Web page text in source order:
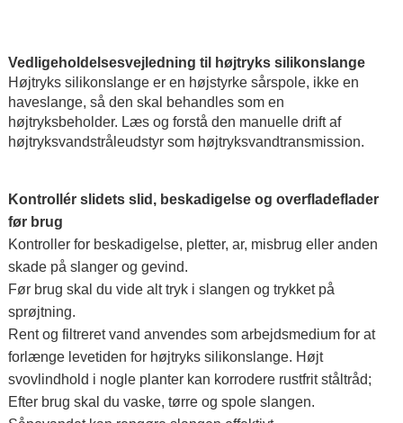
Vedligeholdelsesvejledning til højtryks silikonslange
Højtryks silikonslange er en højstyrke sårspole, ikke en
haveslange, så den skal behandles som en
højtryksbeholder. Læs og forstå den manuelle drift af
højtryksvandstråleudstyr som højtryksvandtransmission.
Kontrollér slidets slid, beskadigelse og overfladeflader
før brug
Kontroller for beskadigelse, pletter, ar, misbrug eller anden
skade på slanger og gevind.
Før brug skal du vide alt tryk i slangen og trykket på
sprøjtning.
Rent og filtreret vand anvendes som arbejdsmedium for at
forlænge levetiden for højtryks silikonslange. Højt
svovlindhold i nogle planter kan korrodere rustfrit ståltråd;
Efter brug skal du vaske, tørre og spole slangen.